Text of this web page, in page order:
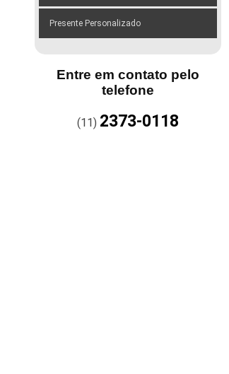
Presente Personalizado
Entre em contato pelo
telefone
(11) 2373-0118